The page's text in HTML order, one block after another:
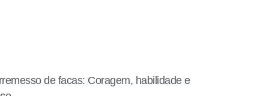
de facas: Coragem, habilidade e